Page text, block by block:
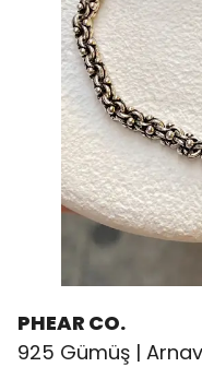
PHEAR CO.
925 Gümüş |